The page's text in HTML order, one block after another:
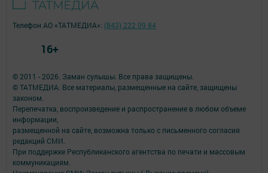
© 2011 - 2026. Заман сулышы. Все права защищены.
© ТАТМЕДИА. Все материалы, размещенные на сайте, защищены
законом.
Перепечатка, воспроизведение и распространение в любом объеме
информации,
размещенной на сайте, возможна только с письменного согласия
редакций СМИ.
При поддержке Республиканского агентства по печати и массовым
коммуникациям.
Телефон АО «ТАТМЕДИА»: (843) 222 09 84
16+